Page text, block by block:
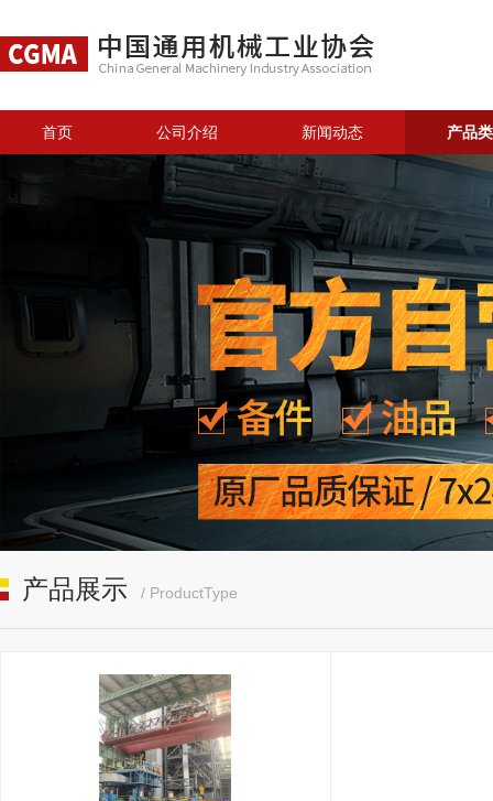
首页 公司介绍 新闻动态 产品
产品展示 / ProductType